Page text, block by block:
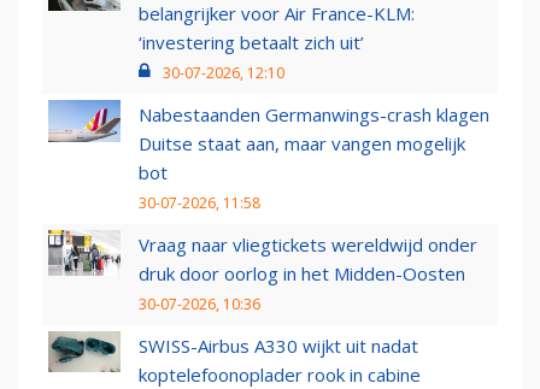
belangrijker voor Air France-KLM:
‘investering betaalt zich uit’
30-07-2026, 12:10
Nabestaanden Germanwings-crash klagen
Duitse staat aan, maar vangen mogelijk
bot
30-07-2026, 11:58
Vraag naar vliegtickets wereldwijd onder
druk door oorlog in het Midden-Oosten
30-07-2026, 10:36
SWISS-Airbus A330 wijkt uit nadat
koptelefoonoplader rook in cabine